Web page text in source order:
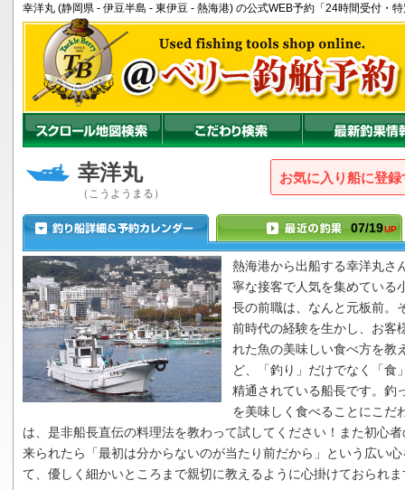
幸洋丸 (静岡県 - 伊豆半島 - 東伊豆 - 熱海港) の公式WEB予約「24時間受付・
幸洋丸
（こうようまる）
お気に入り船に登録
07/19UP
熱海港から出船する幸洋丸さ
寧な接客で人気を集めている
長の前職は、なんと元板前。
前時代の経験を生かし、お客
れた魚の美味しい食べ方を教
ど、「釣り」だけでなく「食
精通されている船長です。釣
を美味しく食べることにこだ
は、是非船長直伝の料理法を教わって試してください！また初心
来られたら「最初は分からないのが当たり前だから」という広い
て、優しく細かいところまで親切に教えるように心掛けておられま